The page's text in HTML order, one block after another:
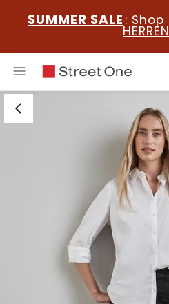
SUMMER SALE :
HERREN